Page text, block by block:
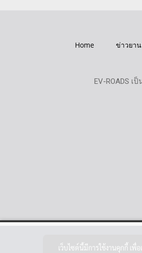
Home ข่าวยา
EV-ROADS
เว็บไซต์นี้มีการใช้งานคุกกี้ เ